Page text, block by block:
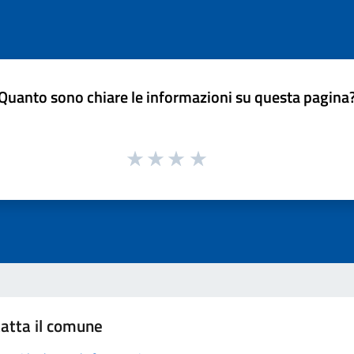
sono chiare le informazioni su questa
il comune